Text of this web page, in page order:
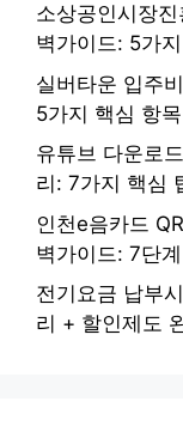
소상공인시장
벽가이드: 5가
실버타운 입주
5가지 핵심 항
유튜브 다운로
리: 7가지 핵심
인천e음카드
벽가이드: 7단
전기요금 납부
리 + 할인제도